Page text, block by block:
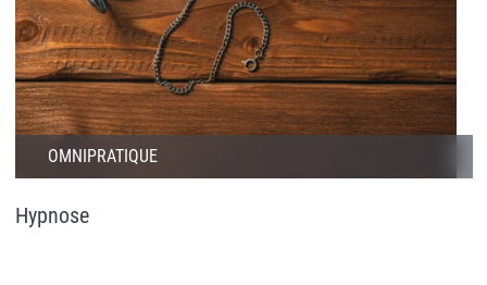
OMNIPRATIQUE
Hypnose